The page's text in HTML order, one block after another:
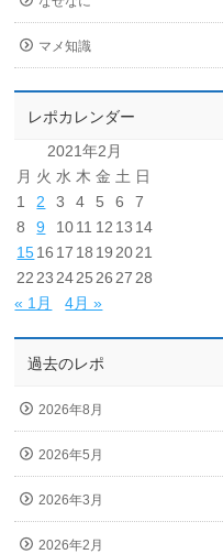
マメ知識
レポカレンダー
2021年2月
月 火 水 木 金 土 日
1
2 3 4 5 6
7
8
9 1011 12 13 14
1516 17 18 19 2021
22 23 2425 26 27 28
« 1月
4月 »
過去のレポ
2026年8月
2026年5月
2026年3月
2026年2月